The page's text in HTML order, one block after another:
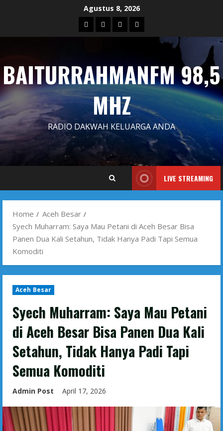
Agustus 8, 2026
Blog Contact
Us
Dengarkan
Siaran
Iklan
BAITURRAHMANFM 98,5
MHZ
RADIO DAKWAH KELUARGA ANDA
LIVE STREAMING
Home
Aceh Besar
Syech Muharram: Saya Mau Petani di Aceh Besar Bisa
Panen Dua Kali Setahun, Tidak Hanya Padi Tapi Semua
Komoditi
Aceh Besar
Syech Muharram: Saya Mau Petani
di Aceh Besar Bisa Panen Dua Kali
Setahun, Tidak Hanya Padi Tapi
Semua Komoditi
Admin Post April 17, 2026